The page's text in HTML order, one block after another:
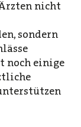
nicht
sondern
noch einige